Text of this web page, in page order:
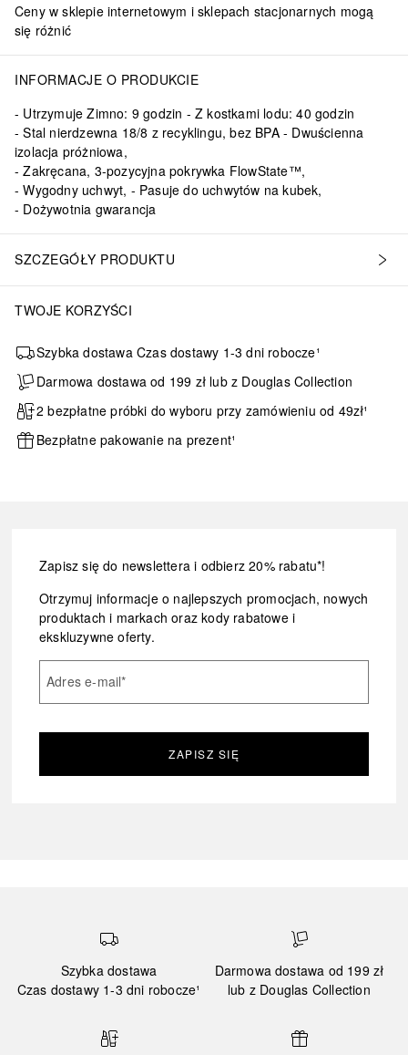
Ceny w sklepie internetowym i sklepach stacjonarnych mogą
się różnić
INFORMACJE O PRODUKCIE
Utrzymuje Zimno: 9 godzin - Z kostkami lodu: 40 godzin
Stal nierdzewna 18/8 z recyklingu, bez BPA - Dwuścienna
izolacja próżniowa,
Zakręcana, 3-pozycyjna pokrywka FlowState™,
Wygodny uchwyt, - Pasuje do uchwytów na kubek,
Dożywotnia gwarancja
SZCZEGÓŁY PRODUKTU
TWOJE KORZYŚCI
Szybka dostawa Czas dostawy 1-3 dni robocze¹
Darmowa dostawa od 199 zł lub z Douglas Collection
2 bezpłatne próbki do wyboru przy zamówieniu od 49zł¹
Bezpłatne pakowanie na prezent¹
Zapisz się do newslettera i odbierz 20% rabatu*!
Otrzymuj informacje o najlepszych promocjach, nowych
produktach i markach oraz kody rabatowe i
ekskluzywne oferty.
Adres e-mail*
ZAPISZ SIĘ
Szybka dostawa
Czas dostawy 1-3 dni robocze¹
Darmowa dostawa od 199 zł
lub z Douglas Collection